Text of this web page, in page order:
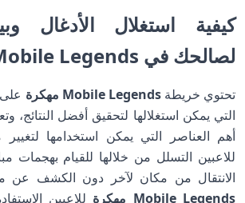
كيفية استغلال الأدغال
لصالحك في Mobile Legends مهكرة
تحتوي خريطةMobile Legends مهكرة
التي يمكن استغلالها لتحقيق أفضل النتائج،
أهم العناصر التي يمكن استخدامها
للاعبين التسلل من خلالها للقيام بهجمات
الانتقال من مكان لآخر دون الكشف عن
Mobile Legends مهكرة
للاعبين